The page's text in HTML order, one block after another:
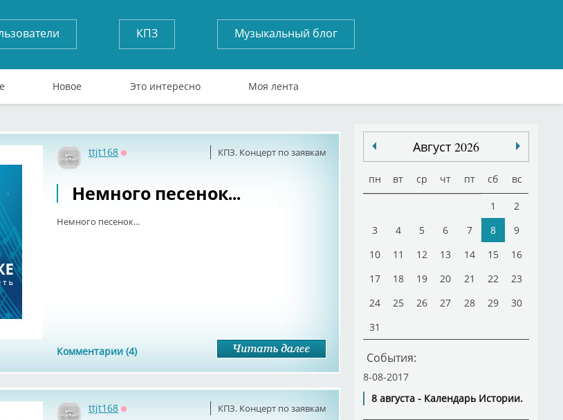
КПЗ Музыкальный блог
Новое Это интересно Моя лента
КПЗ. Концерт по заявкам
ttjt168
Немного песенок...
Немного песенок...
Комментарии (4)
КПЗ. Концерт по заявкам
ttjt168
Август 2026
пн вт ср чт пт сб вс
1
2
3
4 5 6 7 8
9
10
11 12 13 14 15
16
17
18 19 20 21 22
23
24
25 26 27 28 29
30
31
События:
8-08-2017
8 августа - Календарь Истории.